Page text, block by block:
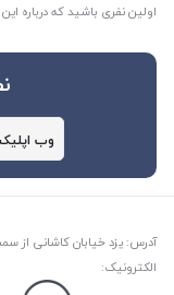
اولین نفری باشید که درباره
وب
الکترونیک: